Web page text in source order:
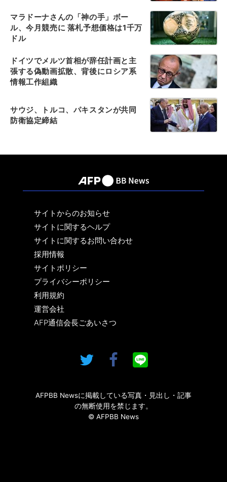
マラドーナさんの「神の手」ボー
ル、今月競売に 落札予想価格は1千万
ドル
ドイツでメルツ首相が辞任計画と主
張する偽動画拡散、背後にロシア系
情報工作組織
サウジ、トルコ、パキスタンが共同
防衛協定締結
サイトからのお知らせ
サイトに関するヘルプ
サイトに関するお問い合わせ
採用情報
サイトポリシー
プライバシーポリシー
利用規約
運営会社
AFP通信会長ごあいさつ
AFPBB Newsに掲載している写真・見出し・記事
の無断使用を禁じます。
© AFPBB News